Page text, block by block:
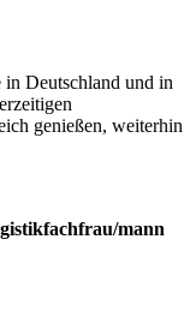
Deutschland und in
genießen, weiterhin
mann